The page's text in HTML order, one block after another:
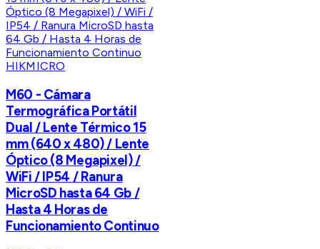
HIKMICRO
M60 - Cámara
Termográfica Portátil
Dual / Lente Térmico 15
mm (640 x 480) / Lente
Óptico (8 Megapixel) /
WiFi / IP54 / Ranura
MicroSD hasta 64 Gb /
Hasta 4 Horas de
Funcionamiento Continuo